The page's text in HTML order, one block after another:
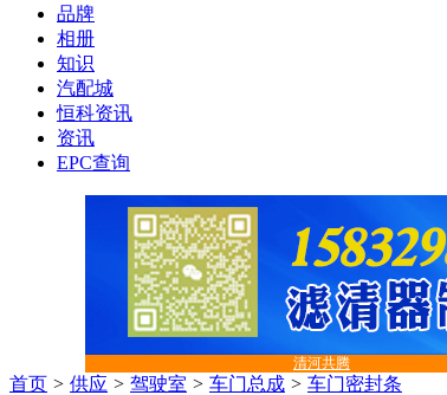
品牌
相册
知识
汽配城
恒科资讯
资讯
EPC查询
清河共腾
首页 > 供应 > 驾驶室 > 车门总成 > 车门密封条